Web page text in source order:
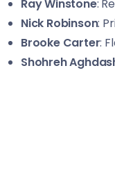
Ray Winstone: Re
Nick Robinson:
Brooke Carter:
Shohreh